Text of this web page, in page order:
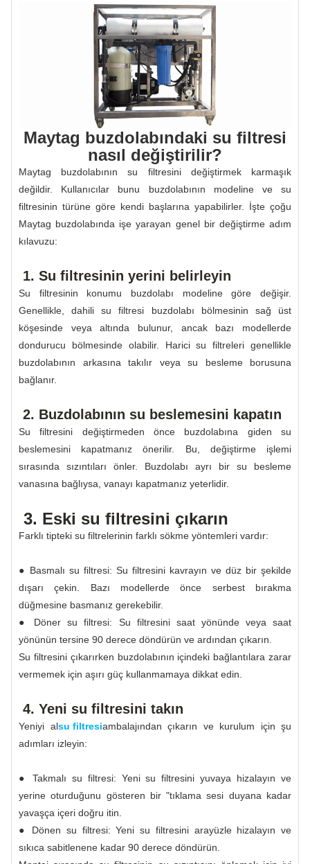
Maytag buzdolabındaki su filtresi
nasıl değiştirilir?
Maytag buzdolabının su filtresini değiştirmek karmaşık
değildir. Kullanıcılar bunu buzdolabının modeline ve su
filtresinin türüne göre kendi başlarına yapabilirler. İşte çoğu
Maytag buzdolabında işe yarayan genel bir değiştirme adım
kılavuzu:
1. Su filtresinin yerini belirleyin
Su filtresinin konumu buzdolabı modeline göre değişir.
Genellikle, dahili su filtresi buzdolabı bölmesinin sağ üst
köşesinde veya altında bulunur, ancak bazı modellerde
dondurucu bölmesinde olabilir. Harici su filtreleri genellikle
buzdolabının arkasına takılır veya su besleme borusuna
bağlanır.
2. Buzdolabının su beslemesini kapatın
Su filtresini değiştirmeden önce buzdolabına giden su
beslemesini kapatmanız önerilir. Bu, değiştirme işlemi
sırasında sızıntıları önler. Buzdolabı ayrı bir su besleme
vanasına bağlıysa, vanayı kapatmanız yeterlidir.
3. Eski su filtresini çıkarın
Farklı tipteki su filtrelerinin farklı sökme yöntemleri vardır:
● Basmalı su filtresi: Su filtresini kavrayın ve düz bir şekilde
dışarı çekin. Bazı modellerde önce serbest bırakma
düğmesine basmanız gerekebilir.
● Döner su filtresi: Su filtresini saat yönünde veya saat
yönünün tersine 90 derece döndürün ve ardından çıkarın.
Su filtresini çıkarırken buzdolabının içindeki bağlantılara zarar
vermemek için aşırı güç kullanmamaya dikkat edin.
4. Yeni su filtresini takın
Yeniyi alsu filtresiambalajından çıkarın ve kurulum için şu
adımları izleyin:
● Takmalı su filtresi: Yeni su filtresini yuvaya hizalayın ve
yerine oturduğunu gösteren bir "tıklama sesi duyana kadar
yavaşça içeri doğru itin.
● Dönen su filtresi: Yeni su filtresini arayüzle hizalayın ve
sıkıca sabitlenene kadar 90 derece döndürün.